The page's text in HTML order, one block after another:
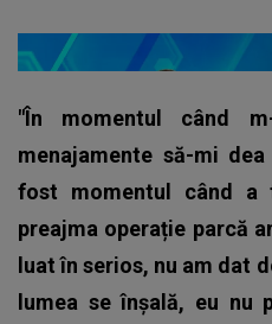
"În momentul când
menajamente să-mi
fost momentul când a
preajma operație parcă
luat în serios, nu am dat
lumea se înșală, eu nu